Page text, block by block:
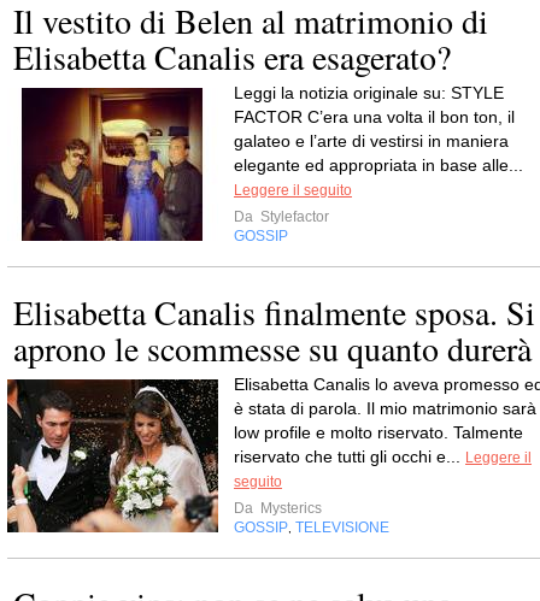
Il vestito di Belen al matrimonio di
Elisabetta Canalis era esagerato?
Leggi la notizia originale su: STYLE
FACTOR C’era una volta il bon ton, il
galateo e l’arte di vestirsi in maniera
elegante ed appropriata in base alle...
Leggere il seguito
Da Stylefactor
GOSSIP
Elisabetta Canalis finalmente sposa. Si
aprono le scommesse su quanto durerà
Elisabetta Canalis lo aveva promesso
è stata di parola. Il mio matrimonio sarà
low profile e molto riservato. Talmente
riservato che tutti gli occhi e...
Leggere il
seguito
Da Mysterics
GOSSIP TELEVISIONE